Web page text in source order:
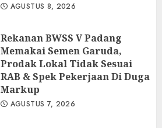
AGUSTUS 8, 2026
Rekanan BWSS V Padang
Memakai Semen Garuda,
Prodak Lokal Tidak Sesuai
RAB & Spek Pekerjaan Di Duga
Markup
AGUSTUS 7, 2026